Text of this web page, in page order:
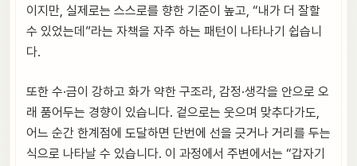
이지만, 실제로는 스스로를 향한 기준이 높고, “내가 더 잘할
수 있었는데”라는 자책을 자주 하는 패턴이 나타나기 쉽습니
다.
또한 수·금이 강하고 화가 약한 구조라, 감정·생각을 안으로 오
래 품어두는 경향이 있습니다. 겉으로는 웃으며 맞추다가도,
어느 순간 한계점에 도달하면 단번에 선을 긋거나 거리를 두는
식으로 나타날 수 있습니다. 이 과정에서 주변에서는 “갑자기